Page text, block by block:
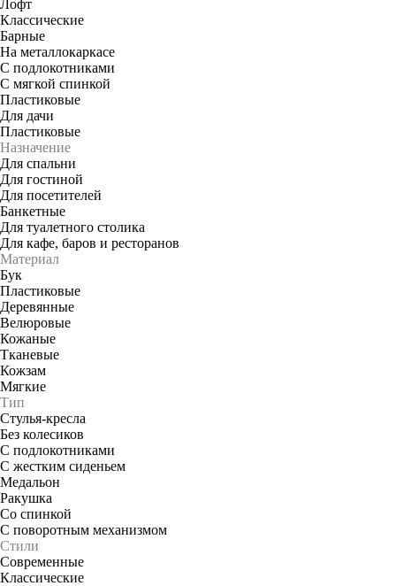
Лофт
Классические
Барные
На металлокаркасе
С подлокотниками
С мягкой спинкой
Пластиковые
Для дачи
Пластиковые
Назначение
Для спальни
Для гостиной
Для посетителей
Банкетные
Для туалетного столика
Для кафе, баров и ресторанов
Материал
Бук
Пластиковые
Деревянные
Велюровые
Кожаные
Тканевые
Кожзам
Мягкие
Тип
Стулья-кресла
Без колесиков
С подлокотниками
С жестким сиденьем
Медальон
Ракушка
Со спинкой
С поворотным механизмом
Стили
Современные
Классические